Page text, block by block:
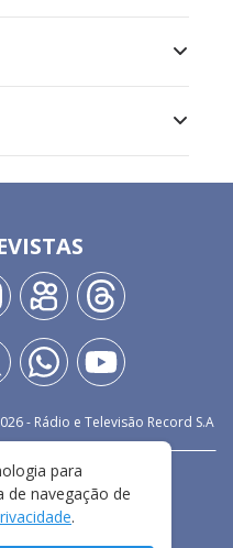
- Rádio e Televisão Record S.A
PRIVACIDADE
DE USO
para
de navegação de
.